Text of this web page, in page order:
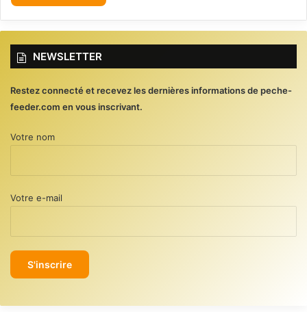
NEWSLETTER
Restez connecté et recevez les dernières informations de peche-
feeder.com en vous inscrivant.
Votre nom
Votre e-mail